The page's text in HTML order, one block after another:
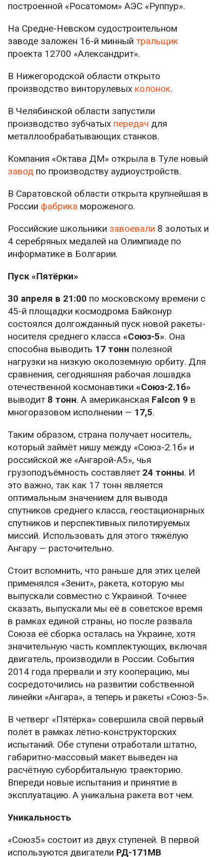
построенной «Росатомом» АЭС «Руппур».
На Средне-Невском судостроительном
заводе заложен 16-й минный тральщик
проекта 12700 «Александрит».
В Нижегородской области открыто
производство винторулевых колонок.
В Челябинской области запустили
производство зубчатых передач для
металлообрабатывающих станков.
Компания «Октава ДМ» открыла в Туле новый
завод по производству аудиоустройств.
В Саратовской области открыта крупнейшая в
России фабрика мороженого.
Российские школьники завоевали 8 золотых и
4 серебряных медалей на Олимпиаде по
информатике в Болгарии.
Пуск «Пятёрки»
30 апреля в 21:00 по московскому времени с
45-й площадки космодрома Байконур
состоялся долгожданный пуск новой ракеты-
носителя среднего класса «Союз-5». Она
способна выводить 17 тонн полезной
нагрузки на низкую околоземную орбиту. Для
сравнения, сегодняшняя рабочая лошадка
отечественной космонавтики «Союз-2.1б»
выводит 8 тонн. А американская Falcon 9 в
многоразовом исполнении — 17,5.
Таким образом, страна получает носитель,
который займёт нишу между «Союз-2.1б» и
российской же «Ангарой-А5», чья
грузоподъёмность составляет 24 тонны. И
это важно, так как 17 тонн является
оптимальным значением для вывода
спутников среднего класса, геостационарных
спутников и перспективных пилотируемых
миссий. Использовать для этого тяжёлую
Ангару — расточительно.
Стоит вспомнить, что раньше для этих целей
применялся «Зенит», ракета, которую мы
выпускали совместно с Украиной. Точнее
сказать, выпускали мы её в советское время
в рамках единой страны, но после развала
Союза её сборка осталась на Украине, хотя
значительную часть комплектующих, включая
двигатель, производили в России. События
2014 года прервали и эту кооперацию, мы
сосредоточились на развитии собственной
линейки «Ангара», а теперь и ракеты «Союз-5».
В четверг «Пятёрка» совершила свой первый
полёт в рамках лётно-конструкторских
испытаний. Обе ступени отработали штатно,
габаритно-массовый макет выведен на
расчётную суборбитальную траекторию.
Впереди новые испытания и принятие в
эксплуатацию. А уникальна ракета вот чем.
Уникальность
«Союз5» состоит из двух ступеней. В первой
используются двигатели РД-171МВ